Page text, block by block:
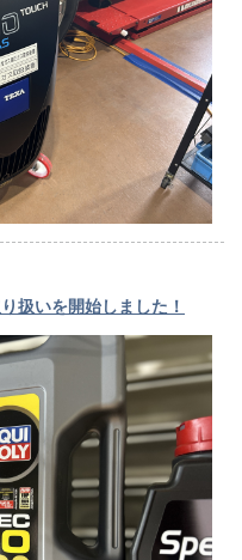
扱いを開始しました！